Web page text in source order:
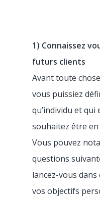
1) Connaissez
futurs clients
Avant toute
vous puissiez
qu’individu et qui
souhaitez être
Vous pouvez
questions
lancez-vous
vos objectifs